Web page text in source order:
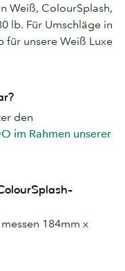
Weiß, ColourSplash,
lb. Für Umschläge in
für unsere Weiß Luxe
den
im Rahmen unserer
184mm x